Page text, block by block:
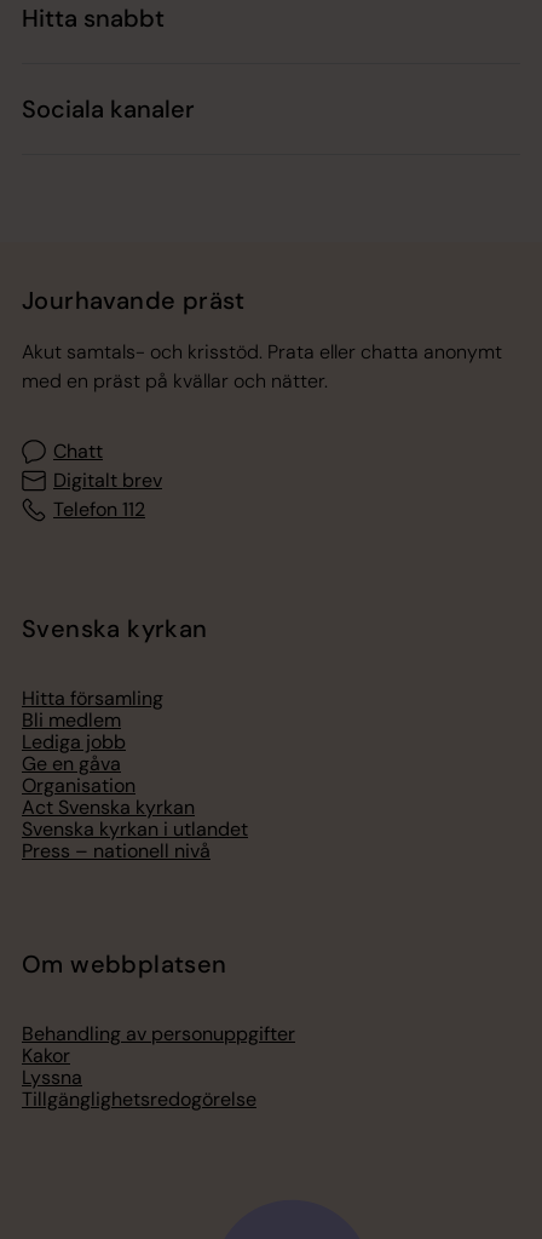
Hitta snabbt
Sociala kanaler
Jourhavande präst
Akut samtals- och krisstöd. Prata eller chatta anonymt
med en präst på kvällar och nätter.
Chatt
Digitalt brev
Telefon 112
Svenska kyrkan
Hitta församling
Bli medlem
Lediga jobb
Ge en gåva
Organisation
Act Svenska kyrkan
Svenska kyrkan i utlandet
Press – nationell nivå
Om webbplatsen
Behandling av personuppgifter
Kakor
Lyssna
Tillgänglighetsredogörelse